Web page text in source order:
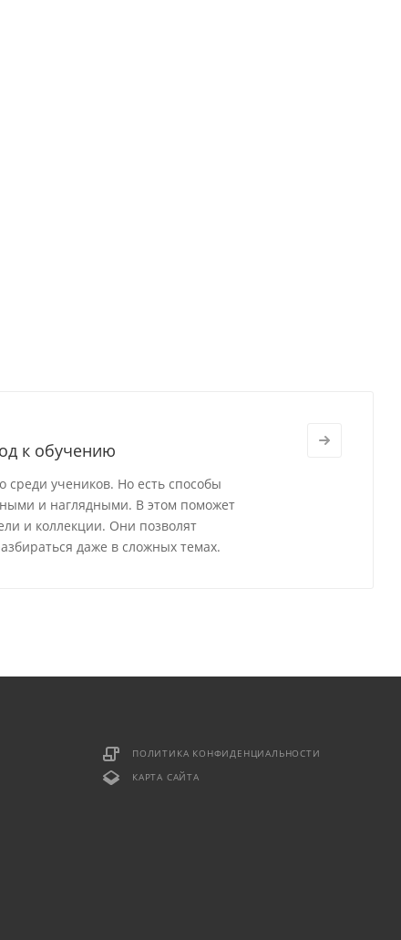
к обучению
учеников. Но есть способы
и наглядными. В этом поможет
и коллекции. Они позволят
даже в сложных темах.
ПОЛИТИКА КОНФИДЕНЦИАЛЬНОСТИ
КАРТА САЙТА